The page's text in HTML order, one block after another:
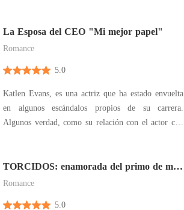
empiezan a aparecer en su vida. Para Aarón solo
existe una,
La Esposa del CEO "Mi mejor papel"
Romance
5.0
Katlen Evans, es una actriz que ha estado envuelta
en algunos escándalos propios de su carrera.
Algunos verdad, como su relación con el actor con
proviene de su relación con los productores de las
pelícu
TORCIDOS: enamorada del primo de mi
novio
Romance
5.0